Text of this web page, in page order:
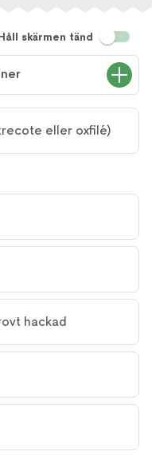
skärmen tänd
eller oxfilé)
hackad